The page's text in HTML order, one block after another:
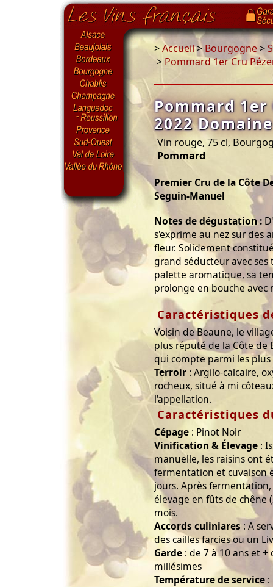
>Accueil>Bourgogne>
> Pommard 1er Cru
Pommard 1er
2022
Vin rouge, 75 cl,
Pommard
Premier Cru de la Côte
Seguin-Manuel
Notes de dégustation :
s'exprime au nez sur des
fleur. Solidement
grand séducteur avec
palette aromatique, sa
prolonge en bouche avec
Caractéristiques
Voisin de Beaune, le
plus réputé de la Côte de
qui compte parmi les
Terroir : Argilo-calcaire,
rocheux, situé à mi
l'appellation.
Caractéristiques
Cépage : Pinot Noir
Vinification & Élevage :
manuelle, les raisins ont
fermentation et cuvaison
jours. Après
élevage en fûts de chêne
mois.
Accords culiniares : A
des cailles farcies ou un
Garde : de 7 à 10 ans et
millésimes
Température de service :